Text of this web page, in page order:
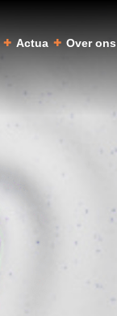
Actua Over ons